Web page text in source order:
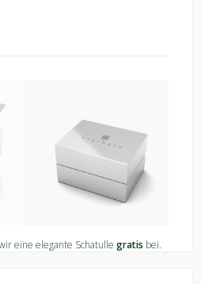
eine elegante Schatulle gratis bei.